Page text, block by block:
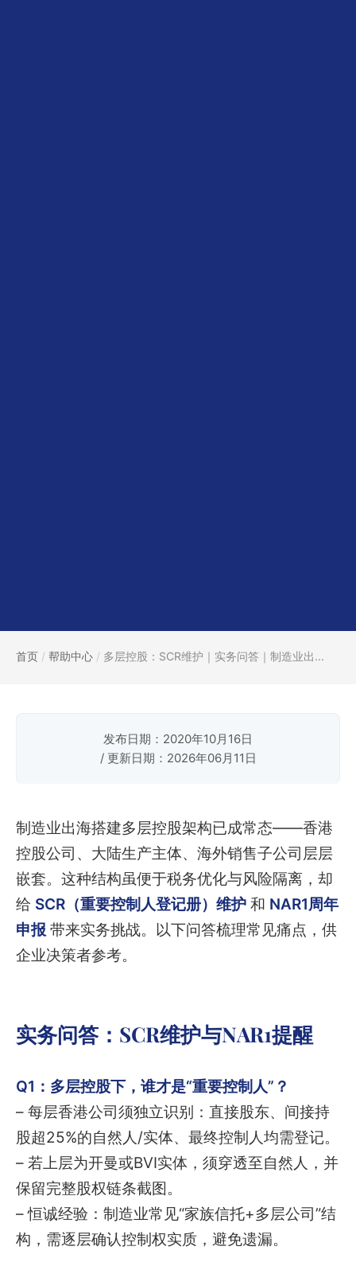
首页 / 帮助中心 / 多层控股：SCR维护｜实务问答｜制造业出...
发布日期：2020年10月16日
/ 更新日期：2026年06月11日
制造业出海搭建多层控股架构已成常态——香港
控股公司、大陆生产主体、海外销售子公司层层
嵌套。这种结构虽便于税务优化与风险隔离，却
给 SCR（重要控制人登记册）维护 和 NAR1周年
申报 带来实务挑战。以下问答梳理常见痛点，供
企业决策者参考。
实务问答：SCR维护与NAR1提醒
Q1：多层控股下，谁才是“重要控制人”？
– 每层香港公司须独立识别：直接股东、间接持
股超25%的自然人/实体、最终控制人均需登记。
– 若上层为开曼或BVI实体，须穿透至自然人，并
保留完整股权链条截图。
– 恒诚经验：制造业常见“家族信托+多层公司”结
构，需逐层确认控制权实质，避免遗漏。